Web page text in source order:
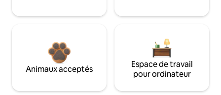
Animaux acceptés
Espace de travail
pour ordinateur